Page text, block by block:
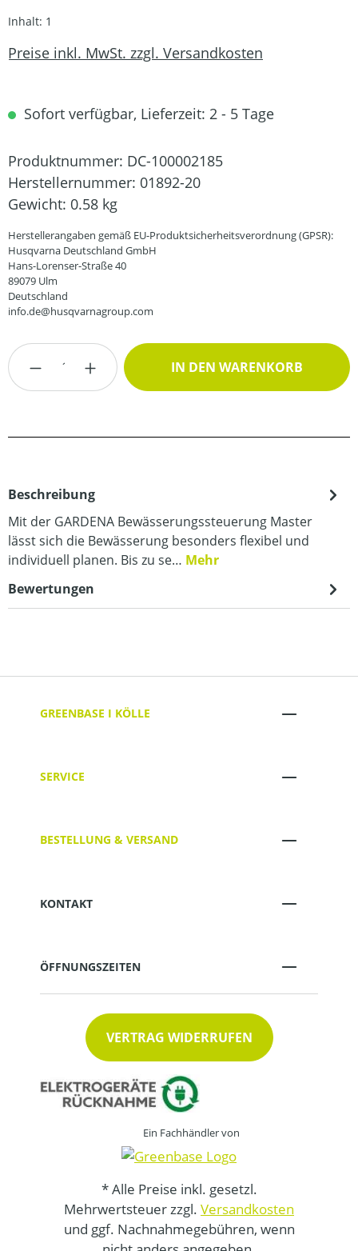
Inhalt: 1
Preise inkl. MwSt. zzgl. Versandkosten
Sofort verfügbar, Lieferzeit: 2 - 5 Tage
Produktnummer: DC-100002185
Herstellernummer: 01892-20
Gewicht: 0.58 kg
Herstellerangaben gemäß EU-Produktsicherheitsverordnung (GPSR):
Husqvarna Deutschland GmbH
Hans-Lorenser-Straße 40
89079 Ulm
Deutschland
info.de@husqvarnagroup.com
Produkt Anzahl: Gib den gewünschten
IN DEN WARENKORB
Beschreibung
Mit der GARDENA Bewässerungssteuerung Master
lässt sich die Bewässerung besonders flexibel und
individuell planen. Bis zu se… Mehr
Bewertungen
GREENBASE I KÖLLE
SERVICE
BESTELLUNG & VERSAND
KONTAKT
ÖFFNUNGSZEITEN
VERTRAG WIDERRUFEN
Ein Fachhändler von
* Alle Preise inkl. gesetzl.
Mehrwertsteuer zzgl. Versandkosten
und ggf. Nachnahmegebühren, wenn